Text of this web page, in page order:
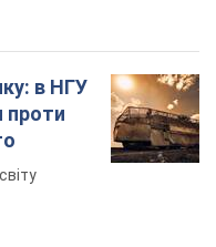
в НГУ
проти